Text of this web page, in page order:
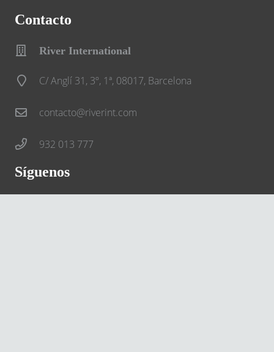
Contacto
River International
C/ Anglí 31, 3º, 1ª, 08017, Barcelona
contacto@riverint.com
932 013 777
Síguenos